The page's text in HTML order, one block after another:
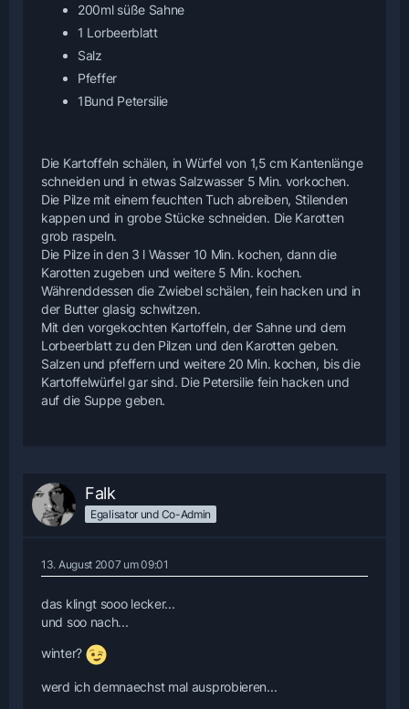
200ml süße Sahne
1 Lorbeerblatt
Salz
Pfeffer
1Bund Petersilie
Die Kartoffeln schälen, in Würfel von 1,5 cm Kantenlänge
schneiden und in etwas Salzwasser 5 Min. vorkochen.
Die Pilze mit einem feuchten Tuch abreiben, Stilenden
kappen und in grobe Stücke schneiden. Die Karotten
grob raspeln.
Die Pilze in den 3 l Wasser 10 Min. kochen, dann die
Karotten zugeben und weitere 5 Min. kochen.
Währenddessen die Zwiebel schälen, fein hacken und in
der Butter glasig schwitzen.
Mit den vorgekochten Kartoffeln, der Sahne und dem
Lorbeerblatt zu den Pilzen und den Karotten geben.
Salzen und pfeffern und weitere 20 Min. kochen, bis die
Kartoffelwürfel gar sind. Die Petersilie fein hacken und
auf die Suppe geben.
Falk
Egalisator und Co-Admin
13. August 2007 um 09:01
das klingt sooo lecker...
und soo nach...
winter?
werd ich demnaechst mal ausprobieren...